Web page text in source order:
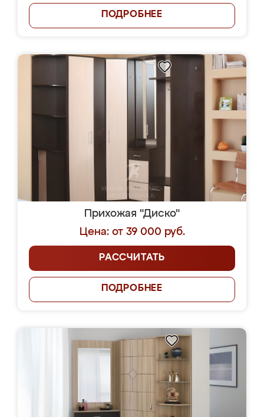
ПОДРОБНЕЕ
Прихожая "Диско"
Цена: от 39 000 руб.
РАССЧИТАТЬ
ПОДРОБНЕЕ